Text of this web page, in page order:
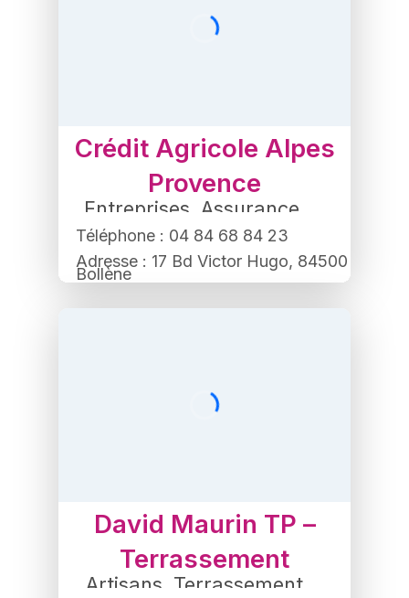
Crédit Agricole Alpes
Provence
Entreprises Assurance
Banque
Téléphone : 04 84 68 84 23
Adresse : 17 Bd Victor Hugo, 84500
Bollène
David Maurin TP –
Terrassement
Artisans Terrassement